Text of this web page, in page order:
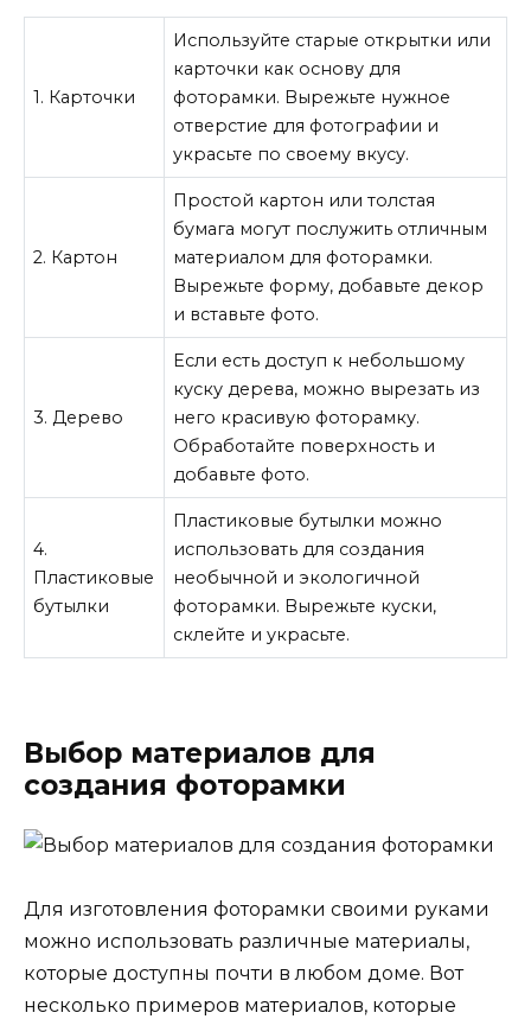
1. Карточки
Используйте старые открытки или
карточки как основу для
фоторамки. Вырежьте нужное
отверстие для фотографии и
украсьте по своему вкусу.
2. Картон
Простой картон или толстая
бумага могут послужить отличным
материалом для фоторамки.
Вырежьте форму, добавьте декор
и вставьте фото.
3. Дерево
Если есть доступ к небольшому
куску дерева, можно вырезать из
него красивую фоторамку.
Обработайте поверхность и
добавьте фото.
4.
Пластиковые
бутылки
Пластиковые бутылки можно
использовать для создания
необычной и экологичной
фоторамки. Вырежьте куски,
склейте и украсьте.
Выбор материалов для
создания фоторамки
Для изготовления фоторамки своими руками
можно использовать различные материалы,
которые доступны почти в любом доме. Вот
несколько примеров материалов, которые